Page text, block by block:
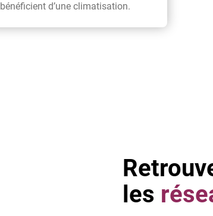
bénéficient d’une climatisation.
les